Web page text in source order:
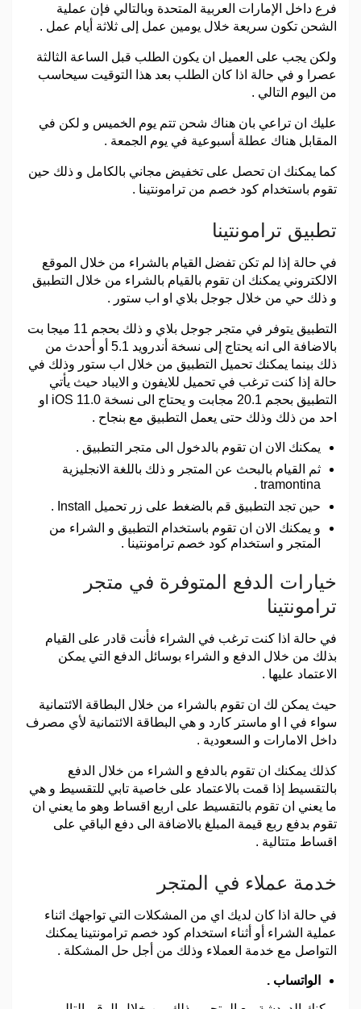
فرع داخل الإمارات العربية المتحدة وبالتالي فإن عملية
الشحن تكون سريعة خلال يومين عمل إلى ثلاثة أيام عمل .
ولكن يجب على العميل ان يكون الطلب قبل الساعة الثالثة
عصرا و في حالة اذا كان الطلب بعد هذا التوقيت سيحاسب
من اليوم التالي .
عليك ان تراعي بان هناك شحن تتم يوم الخميس و لكن في
المقابل هناك عطلة أسبوعية في يوم الجمعة .
كما يمكنك ان تحصل على تخفيض مجاني بالكامل و ذلك حين
تقوم باستخدام كود خصم من ترامونتينا .
تطبيق ترامونتينا
في حالة إذا لم تكن تفضل القيام بالشراء من خلال الموقع
الالكتروني يمكنك ان تقوم بالقيام بالشراء من خلال التطبيق
و ذلك حي من خلال جوجل بلاي او اب ستور .
التطبيق يتوفر في متجر جوجل بلاي و ذلك بحجم 11 ميجا بت
بالاضافة الى انه يحتاج إلى نسخة أندرويد 5.1 أو أحدث من
ذلك بينما يمكنك تحميل التطبيق من خلال اب ستور وذلك في
حالة إذا كنت ترغب في تحميل للايفون و الايباد حيث يأتي
التطبيق بحجم 20.1 مجابت و يحتاج الى نسخة iOS 11.0 او
احد من ذلك وذلك حتى يعمل التطبيق مع بنجاح .
يمكنك الان ان تقوم بالدخول الى متجر التطبيق .
ثم القيام بالبحث عن المتجر و ذلك باللغة الانجليزية
tramontina .
حين تجد التطبيق قم بالضغط على زر تحميل Install .
و يمكنك الان ان تقوم باستخدام التطبيق و الشراء من
المتجر و استخدام كود خصم ترامونتينا .
خيارات الدفع المتوفرة في متجر
ترامونتينا
في حالة اذا كنت ترغب في الشراء فأنت قادر على القيام
بذلك من خلال الدفع و الشراء بوسائل الدفع التي يمكن
الاعتماد عليها .
حيث يمكن لك ان تقوم بالشراء من خلال البطاقة الائتمانية
سواء في ا او ماستر كارد و هي البطاقة الائتمانية لأي مصرف
داخل الامارات و السعودية .
كذلك يمكنك ان تقوم بالدفع و الشراء من خلال الدفع
بالتقسيط إذا قمت بالاعتماد على خاصية تابي للتقسيط و هي
ما يعني ان تقوم بالتقسيط على اربع اقساط وهو ما يعني ان
تقوم بدفع ربع قيمة المبلغ بالاضافة الى دفع الباقي على
اقساط متتالية .
خدمة عملاء في المتجر
في حالة اذا كان لديك اي من المشكلات التي تواجهك اثناء
عملية الشراء أو أثناء استخدام كود خصم ترامونتينا يمكنك
التواصل مع خدمة العملاء وذلك من أجل حل المشكلة .
الواتساب .